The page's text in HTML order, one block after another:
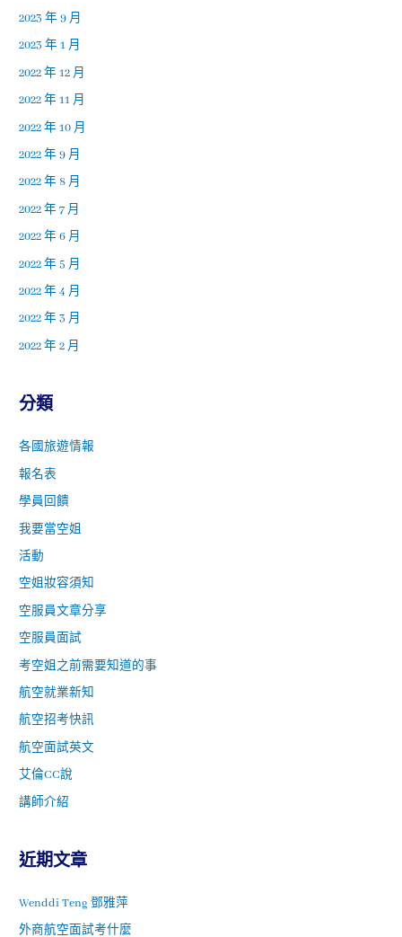
2023 年 9 月
2023 年 1 月
2022 年 12 月
2022 年 11 月
2022 年 10 月
2022 年 9 月
2022 年 8 月
2022 年 7 月
2022 年 6 月
2022 年 5 月
2022 年 4 月
2022 年 3 月
2022 年 2 月
分類
各國旅遊情報
報名表
學員回饋
我要當空姐
活動
空姐妝容須知
空服員文章分享
空服員面試
考空姐之前需要知道的事
航空就業新知
航空招考快訊
航空面試英文
艾倫CC說
講師介紹
近期文章
Wenddi Teng 鄧雅萍
外商航空面試考什麼